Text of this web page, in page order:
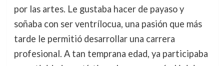
por las artes. Le gustaba hacer de payaso y
soñaba con ser ventrílocua, una pasión que más
tarde le permitió desarrollar una carrera
profesional. A tan temprana edad, ya participaba